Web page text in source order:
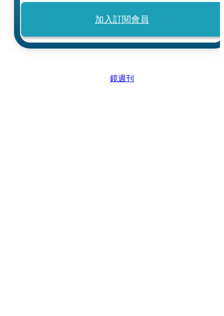
加入訂閱會員
鏡週刊